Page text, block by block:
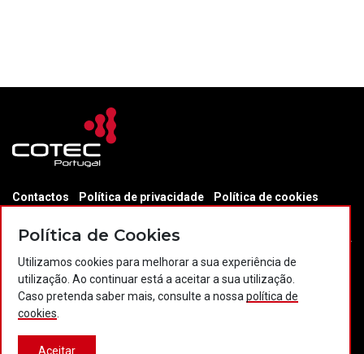
Contactos Política de privacidade
Política de cookies
© 2026 COTEC Portugal. Todos os direitos reservados.
Plataforma co-financiada por:
Política de Cookies
Utilizamos cookies para melhorar a sua experiência de
utilização. Ao continuar está a aceitar a sua utilização.
Caso pretenda saber mais, consulte a nossa política de
cookies
Aceitar